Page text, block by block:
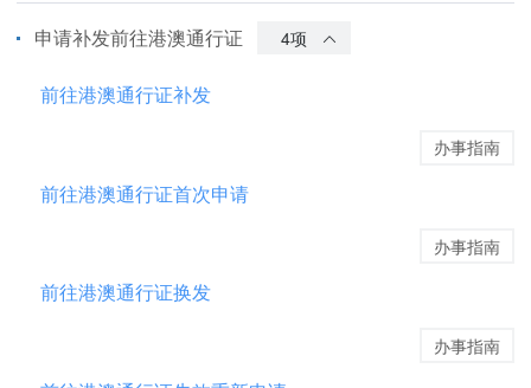
申请补发前往港澳通行证 4项
前往港澳通行证补发
办事指南
前往港澳通行证首次申请
办事指南
前往港澳通行证换发
办事指南